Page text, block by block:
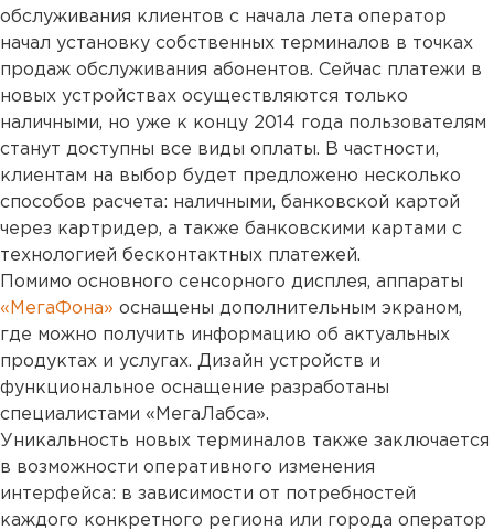
обслуживания клиентов с начала лета оператор
начал установку собственных терминалов в точках
продаж обслуживания абонентов. Сейчас платежи в
новых устройствах осуществляются только
наличными, но уже к концу 2014 года пользователям
станут доступны все виды оплаты. В частности,
клиентам на выбор будет предложено несколько
способов расчета: наличными, банковской картой
через картридер, а также банковскими картами с
технологией бесконтактных платежей.
Помимо основного сенсорного дисплея, аппараты
«МегаФона» оснащены дополнительным экраном,
где можно получить информацию об актуальных
продуктах и услугах. Дизайн устройств и
функциональное оснащение разработаны
специалистами «МегаЛабса».
Уникальность новых терминалов также заключается
в возможности оперативного изменения
интерфейса: в зависимости от потребностей
каждого конкретного региона или города оператор